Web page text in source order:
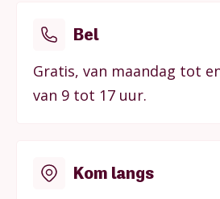
Bel
Gratis, van maandag tot
van 9 tot 17 uur.
Kom langs